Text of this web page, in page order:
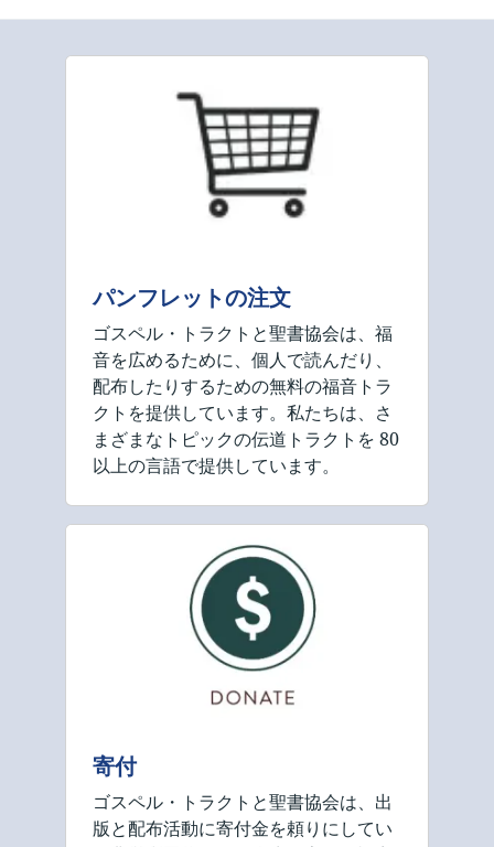
パンフレットの注文
ゴスペル・トラクトと聖書協会は、福
音を広めるために、個人で読んだり、
配布したりするための無料の福音トラ
クトを提供しています。私たちは、さ
まざまなトピックの伝道トラクトを 80
以上の言語で提供しています。
寄付
ゴスペル・トラクトと聖書協会は、出
版と配布活動に寄付金を頼りにしてい